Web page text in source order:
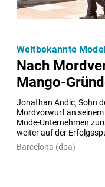
Nach
Mango-
Jonathan Andic, Sohn
Mordvorwurf an
Mode-Unternehmen
weiter auf der
Weltbekannte
Barcelona (dpa) -